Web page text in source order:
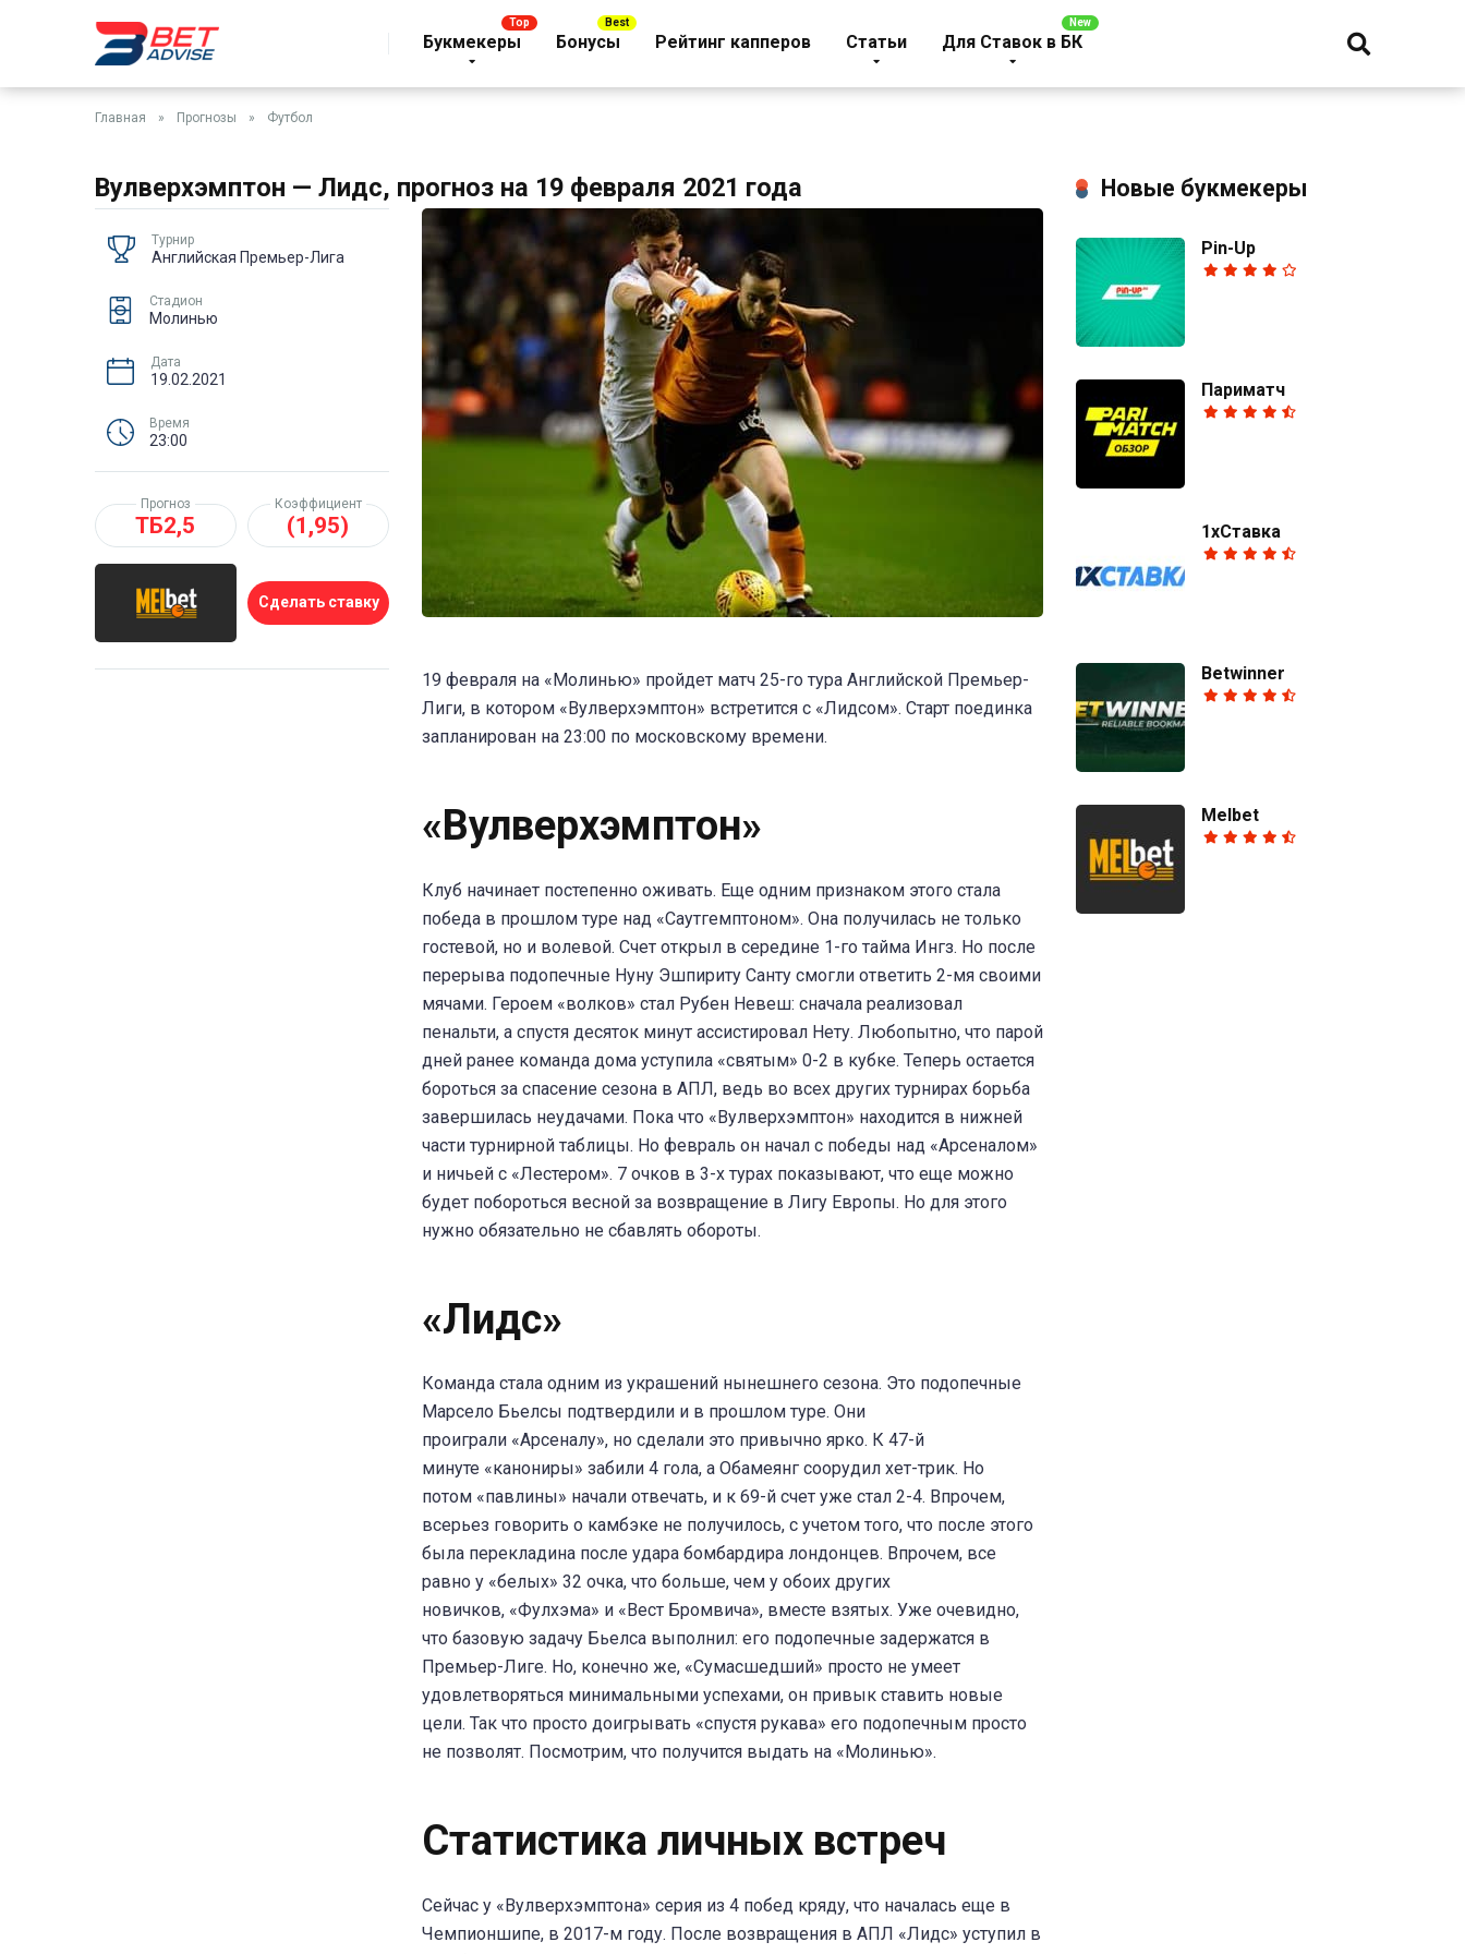
Букмекеры Бонусы Рейтинг капперов Статьи Для Ставок в БК
Главная » Прогнозы » Футбол
Вулверхэмптон — Лидс, прогноз на 19 февраля 2021 года
Турнир
Английская Премьер-Лига
Стадион
Молинью
Дата
19.02.2021
Время
23:00
Прогноз
ТБ2,5
Коэффициент
(1,95)
Сделать ставку
19 февраля на «Молинью» пройдет матч 25-го тура Английской Премьер-
Лиги, в котором «Вулверхэмптон» встретится с «Лидсом». Старт поединка
запланирован на 23:00 по московскому времени.
«Вулверхэмптон»
Клуб начинает постепенно оживать. Еще одним признаком этого стала
победа в прошлом туре над «Саутгемптоном». Она получилась не только
гостевой, но и волевой. Счет открыл в середине 1-го тайма Ингз. Но после
перерыва подопечные Нуну Эшпириту Санту смогли ответить 2-мя своими
мячами. Героем «волков» стал Рубен Невеш: сначала реализовал
пенальти, а спустя десяток минут ассистировал Нету. Любопытно, что парой
дней ранее команда дома уступила «святым» 0-2 в кубке. Теперь остается
бороться за спасение сезона в АПЛ, ведь во всех других турнирах борьба
завершилась неудачами. Пока что «Вулверхэмптон» находится в нижней
части турнирной таблицы. Но февраль он начал с победы над «Арсеналом»
и ничьей с «Лестером». 7 очков в 3-х турах показывают, что еще можно
будет побороться весной за возвращение в Лигу Европы. Но для этого
нужно обязательно не сбавлять обороты.
«Лидс»
Команда стала одним из украшений нынешнего сезона. Это подопечные
Марсело Бьелсы подтвердили и в прошлом туре. Они
проиграли «Арсеналу», но сделали это привычно ярко. К 47-й
минуте «канониры» забили 4 гола, а Обамеянг соорудил хет-трик. Но
потом «павлины» начали отвечать, и к 69-й счет уже стал 2-4. Впрочем,
всерьез говорить о камбэке не получилось, с учетом того, что после этого
была перекладина после удара бомбардира лондонцев. Впрочем, все
равно у «белых» 32 очка, что больше, чем у обоих других
новичков, «Фулхэма» и «Вест Бромвича», вместе взятых. Уже очевидно,
что базовую задачу Бьелса выполнил: его подопечные задержатся в
Премьер-Лиге. Но, конечно же, «Сумасшедший» просто не умеет
удовлетворяться минимальными успехами, он привык ставить новые
цели. Так что просто доигрывать «спустя рукава» его подопечным просто
не позволят. Посмотрим, что получится выдать на «Молинью».
Статистика личных встреч
Сейчас у «Вулверхэмптона» серия из 4 побед кряду, что началась еще в
Чемпионшипе, в 2017-м году. После возвращения в АПЛ «Лидс» уступил в
Новые букмекеры
Pin-Up
Париматч
1хСтавка
Betwinner
Melbet